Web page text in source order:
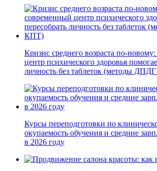
Кризис среднего возраста по-
центр психического здоровья
личность без таблеток (методы
Курсы переподготовки по
окупаемость обучения и средние
в 2026 году